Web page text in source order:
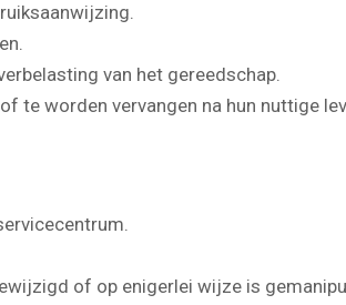
van het gereedschap.
worden vervangen na hun nuttige
of op enigerlei wijze is